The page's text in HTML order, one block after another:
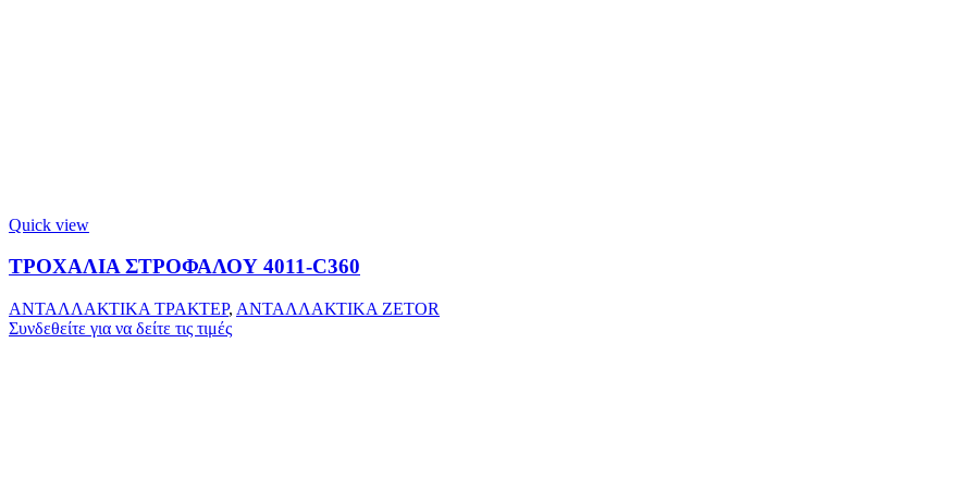
Quick view
ΤΡΟΧΑΛΙΑ ΣΤΡΟΦΑΛΟΥ 4011-C360
ΑΝΤΑΛΛΑΚΤΙΚΑ ΤΡΑΚΤΕΡ, ΑΝΤΑΛΛΑΚΤΙΚΑ ZETOR
Συνδεθείτε για να δείτε τις τιμές